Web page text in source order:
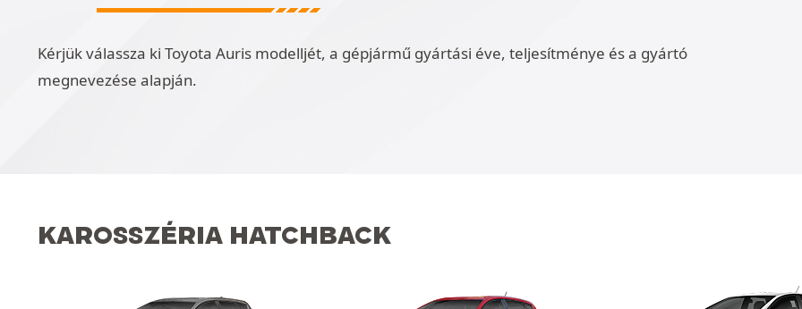
Kérjük válassza ki Toyota Auris modelljét, a gépjármű gyártási éve, teljesítménye és a gyártó
megnevezése alapján.
KAROSSZÉRIA HATCHBACK